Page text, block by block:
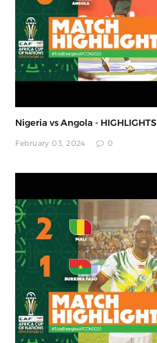
Nigeria vs Angola - HIGHLIGHTS
February 03, 2024 0